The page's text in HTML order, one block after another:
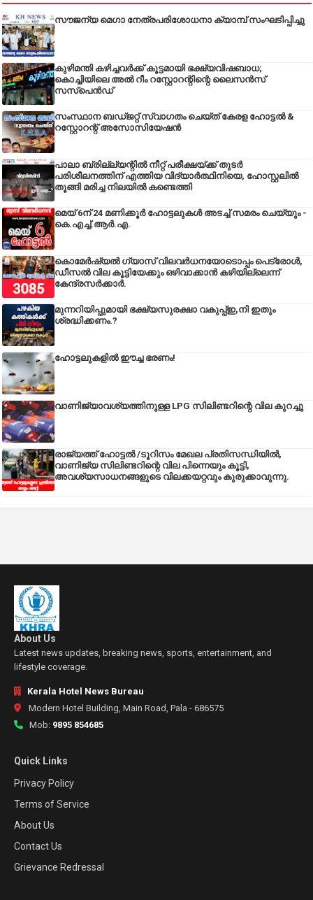
സൗജന്യ മെഗാ നേത്രപരിശോധനാ ക്യാമ്പ് സംഘടിപ്പിച്ചു
കുഴിമന്തി കഴിച്ചവർക്ക് കൂട്ടമായി ഭക്ഷ്യവിഷബാധ;
കൊച്ചിയിലെ അൽ റീം റസ്റ്റോറന്റിന്റെ ലൈസൻസ്
സസ്പെൻഡ്
സംസ്ഥാന ബഡ്‌ജറ്റ് സ്വാഗതം ചെയ്ത് കേരള ഹോട്ടൽ &
റസ്റ്റോറന്റ് അസോസിയേഷൻ
പാലാ ബ്രില്ല്യന്റിൽ നീറ്റ് പരീക്ഷയ്ക്ക് തുടർ
പരിശീലനത്തിന് എത്തിയ വിദ്യാർത്ഥിനിയെ, ഹോസ്റ്റലിൽ
തൂങ്ങി മരിച്ച നിലയിൽ കണ്ടെത്തി
മെയ് 6ന് 24 മണിക്കൂർ ഹോട്ടലുകൾ അടച്ച് സമരം ചെയ്യും -
കെ.എച്ച്.ആർ.എ.
കൊമേർഷ്യൽ ഗ്യാസ് വിലവർധനയോടൊപ്പം പെട്രോൾ,
ഡീസല്‍ വില കൂട്ടിയേക്കും ഒഴിവാക്കാന്‍ കഴിയില്ലെന്ന്
കേന്ദ്രസര്‍ക്കാര്‍.
മുന്നറിയിപ്പുമായി ഭക്ഷ്യസുരക്ഷാ വകുപ്പ്ഇ,നി ഇതും
ശ്രദ്ധിക്കണം.?
ഹോട്ടലുകളിൽ ഈച്ച ഭരണം!
വാണിജ്യാവശ്യത്തിനുള്ള LPG സിലിണ്ടറിന്റെ വില കുറച്ചു
രാജ്യത്ത് ഹോട്ടൽ /ടൂറിസം മേഖല പ്രതിസന്ധിയിൽ,
വാണിജ്യ സിലിണ്ടറിന്റെ വില പിന്നെയും കൂട്ടി,
അവശ്യസാധനങ്ങളുടെ വിലക്കയറ്റവും കുരുക്കാവുന്നു.
About Us
Latest news updates, breaking news, sports, entertainment, and
lifestyle coverage.
Kerala Hotel News Bureau
Modern Hotel Building, Main Road, Pala - 686575
Mob: 9895 854685
Quick Links
Privacy Policy
Terms of Service
About Us
Contact Us
Grievance Redressal